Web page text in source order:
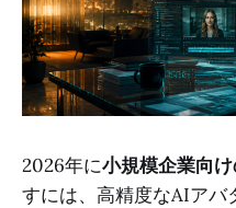
2026年に小規模企業向
すには、高精度なAIアバ